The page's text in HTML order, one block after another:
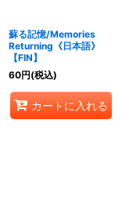
蘇る記憶/Memories
Returning《日本語》
【FIN】
60円(税込)
カートに入れる